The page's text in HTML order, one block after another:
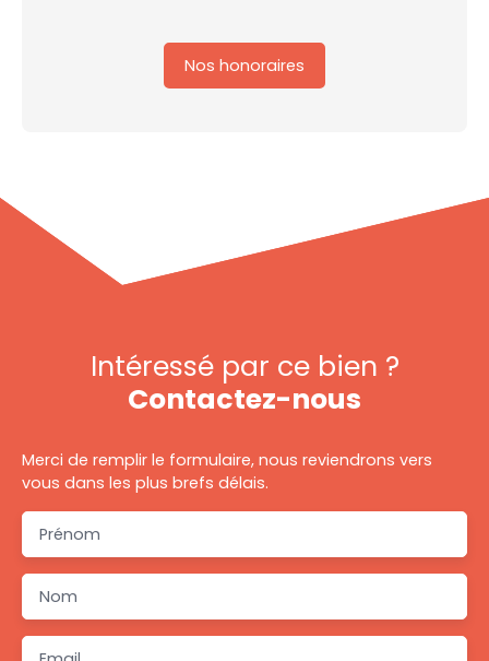
Nos honoraires
Intéressé par ce bien ?
Contactez-nous
Merci de remplir le formulaire, nous reviendrons vers
vous dans les plus brefs délais.
Prénom
Nom